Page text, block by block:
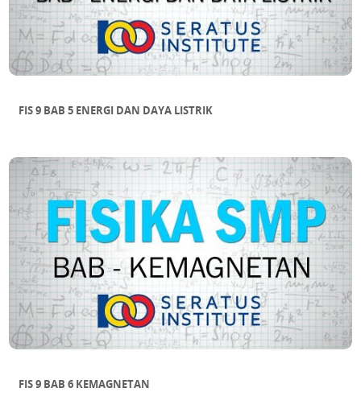
FIS 9 BAB 5 ENERGI DAN DAYA LISTRIK
FIS 9 BAB 6 KEMAGNETAN